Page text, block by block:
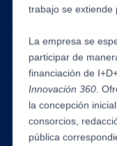
trabajo se extiende
La empresa se
participar de
financiación de
Innovación 360 .
la concepción
consorcios,
pública